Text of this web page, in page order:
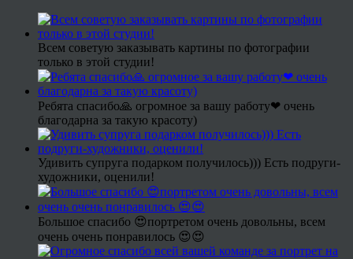
Всем советую заказывать картины по фотографии
только в этой студии!
Ребята спасибо🙏 огромное за вашу работу❤ очень
благодарна за такую красоту)
Удивить супруга подарком получилось))) Есть подруги-
художники, оценили!
Большое спасибо 😍портретом очень довольны, всем
очень очень понравилось 😍😍